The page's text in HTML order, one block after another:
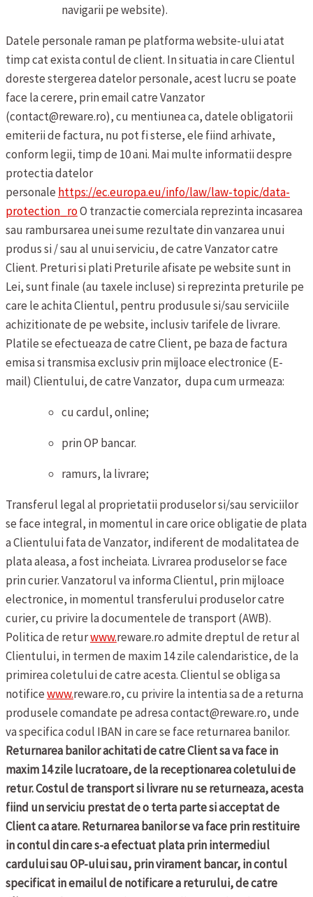
navigarii pe website).
Datele personale raman pe platforma website-ului atat
timp cat exista contul de client. In situatia in care Clientul
doreste stergerea datelor personale, acest lucru se poate
face la cerere, prin email catre Vanzator
(contact@reware.ro), cu mentiunea ca, datele obligatorii
emiterii de factura, nu pot fi sterse, ele fiind arhivate,
conform legii, timp de 10 ani. Mai multe informatii despre
protectia datelor
personale https://ec.europa.eu/info/law/law-topic/data-
protection_roO tranzactie comerciala reprezinta incasarea
sau rambursarea unei sume rezultate din vanzarea unui
produs si / sau al unui serviciu, de catre Vanzator catre
Client. Preturi si platiPreturile afisate pe website sunt in
Lei, sunt finale (au taxele incluse) si reprezinta preturile pe
care le achita Clientul, pentru produsule si/sau serviciile
achizitionate de pe website, inclusiv tarifele de livrare.
Platile se efectueaza de catre Client, pe baza de factura
emisa si transmisa exclusiv prin mijloace electronice (E-
mail) Clientului, de catre Vanzator, dupa cum urmeaza:
cu cardul, online;
prin OP bancar.
ramurs, la livrare;
Transferul legal al proprietatii produselor si/sau serviciilor
se face integral, in momentul in care orice obligatie de plata
a Clientului fata de Vanzator, indiferent de modalitatea de
plata aleasa, a fost incheiata. Livrarea produselor se face
prin curier. Vanzatorul va informa Clientul, prin mijloace
electronice, in momentul transferului produselor catre
curier, cu privire la documentele de transport (AWB).
Politica de returwww.reware.ro admite dreptul de retur al
Clientului, in termen de maxim 14 zile calendaristice, de la
primirea coletului de catre acesta. Clientul se obliga sa
notificewww.reware.ro, cu privire la intentia sa de a returna
produsele comandate pe adresa contact@reware.ro, unde
va specifica codul IBAN in care se face returnarea banilor.
Returnarea banilor achitati de catre Client sa va face in
maxim 14 zile lucratoare, de la receptionarea coletului de
retur. Costul de transport si livrare nu se returneaza, acesta
fiind un serviciu prestat de o terta parte si acceptat de
Client ca atare. Returnarea banilor se va face prin restituire
in contul din care s-a efectuat plata prin intermediul
cardului sau OP-ului sau, prin virament bancar, in contul
specificat in emailul de notificare a returului, de catre